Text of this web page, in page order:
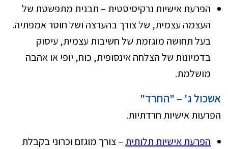
הפרעת אישיות נרקיסיסטית – תבנית מתפשטת של
העצמה עצמית, של צורך בהערצה ושל חוסר אמפתיה.
בעל תחושה מוגזמת של חשיבות עצמית, עיסוק
בדמיונות של הצלחה אינסופית, כוח, יופי או אהבה
מושלמת.
אשכול ג' – "החרד"
הפרעות אישיות חרדתיות.
הפרעת אישיות תלותית – צורך מוגזם וכרוני בקבלת